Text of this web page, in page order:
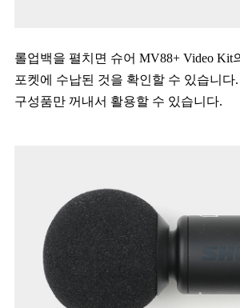
롤업백을 펼치면 슈어 MV88+ Video Kit
포켓에 수납된 것을 확인할 수 있습니다
구성품만 꺼내서 활용할 수 있습니다.